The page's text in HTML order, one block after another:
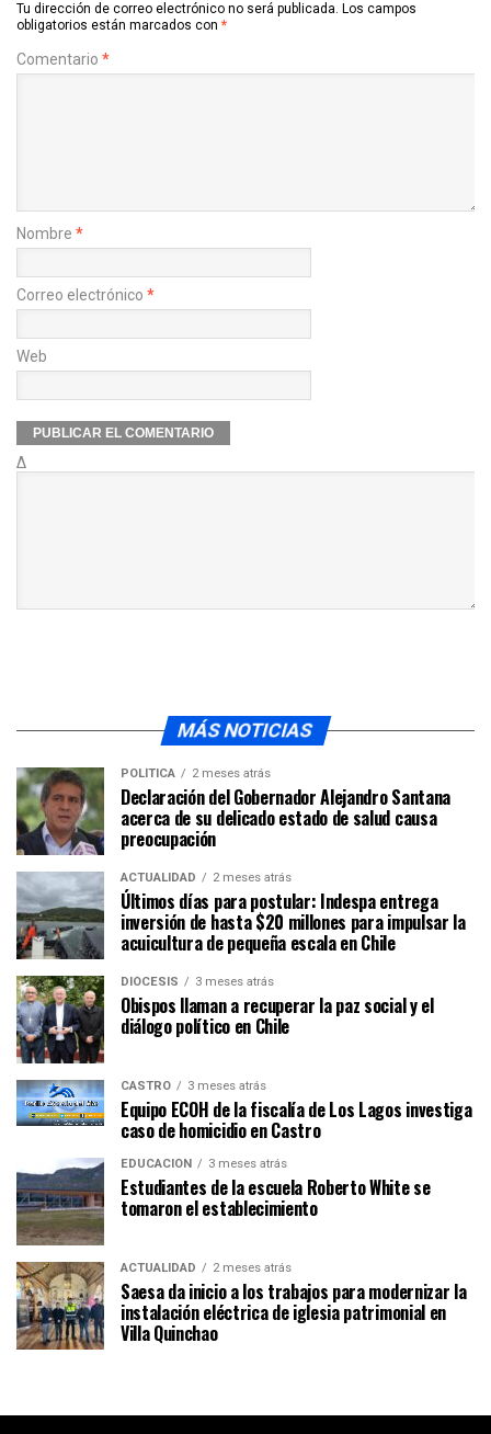
Tu dirección de correo electrónico no será publicada. Los campos
obligatorios están marcados con *
Comentario *
Nombre *
Correo electrónico *
Web
Δ
MÁS NOTICIAS
POLÍTICA 2 meses atrás
Declaración del Gobernador Alejandro Santana
acerca de su delicado estado de salud causa
preocupación
ACTUALIDAD 2 meses atrás
Últimos días para postular: Indespa entrega
inversión de hasta $20 millones para impulsar la
acuicultura de pequeña escala en Chile
DIÓCESIS 3 meses atrás
Obispos llaman a recuperar la paz social y el
diálogo político en Chile
CASTRO 3 meses atrás
Equipo ECOH de la fiscalía de Los Lagos investiga
caso de homicidio en Castro
EDUCACIÓN 3 meses atrás
Estudiantes de la escuela Roberto White se
tomaron el establecimiento
ACTUALIDAD 2 meses atrás
Saesa da inicio a los trabajos para modernizar la
instalación eléctrica de iglesia patrimonial en
Villa Quinchao